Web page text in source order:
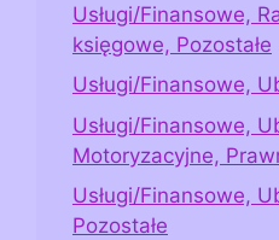
Usługi/Finansowe,
księgowe, Pozostałe
Usługi/Finansowe,
Usługi/Finansowe,
Motoryzacyjne,
Usługi/Finansowe,
Pozostałe